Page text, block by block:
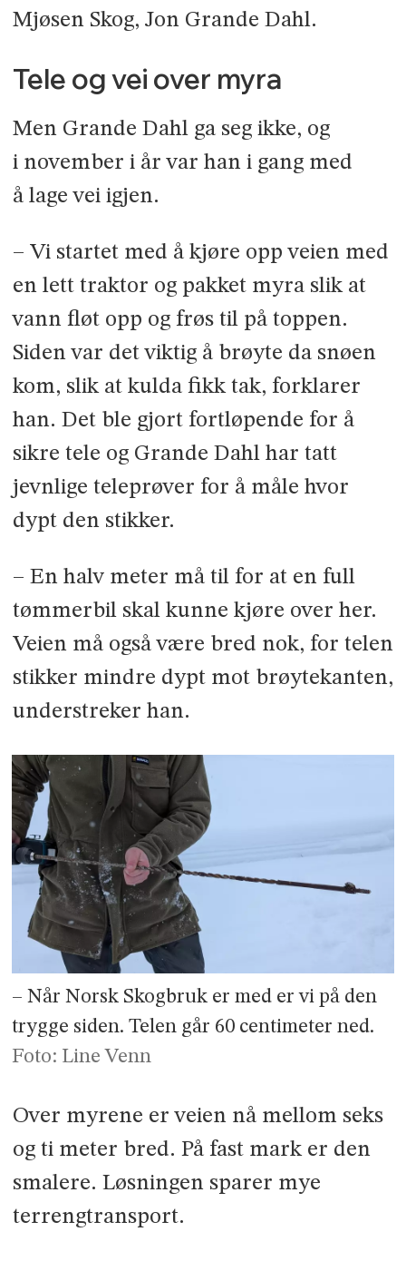
Mjøsen Skog, Jon Grande Dahl.
Tele og vei over myra
Men Grande Dahl ga seg ikke, og
i november i år var han i gang med
å lage vei igjen.
– Vi startet med å kjøre opp veien med
en lett traktor og pakket myra slik at
vann fløt opp og frøs til på top­pen.
Siden var det viktig å brøyte da snøen
kom, slik at kulda fikk tak, forklarer
han. Det ble gjort fort­løp­ende for å
sikre tele og Grande Dahl har tatt
jevnlige teleprøver for å måle hvor
dypt den stikker.
– En halv meter må til for at en full
tømmerbil skal kunne kjøre over her.
Veien må også være bred nok, for telen
stikker mindre dypt mot brøyte­kanten,
understreker han.
– Når Norsk Skogbruk er med er vi på den
trygge siden. Telen går 60 centimeter ned.
Foto: Line Venn
Over myrene er veien nå mellom seks
og ti meter bred. På fast mark er den
smalere. Løsningen sparer mye
terrengtransport.